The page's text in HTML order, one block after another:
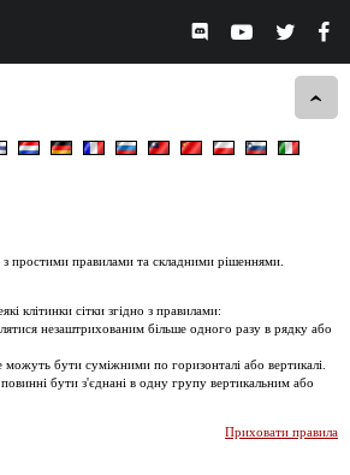
з простими правилами та складними рішеннями.
клітинки сітки згідно з правилами:
незаштрихованим більше одного разу в рядку або
можуть бути суміжними по горизонталі або вертикалі.
бути з'єднані в одну групу вертикальним або
Приховати правила